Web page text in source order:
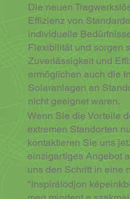
Die neuen
Effizienz von
individuelle
Flexibilität und sorgen
Zuverlässigkeit und
ermöglichen auch die
Solaranlagen an
nicht geeignet waren.
Wenn Sie die Vorteile
extremen Standorten
kontaktieren Sie uns
einzigartiges Angebot
uns den Schritt in eine
"Inspirálódjon